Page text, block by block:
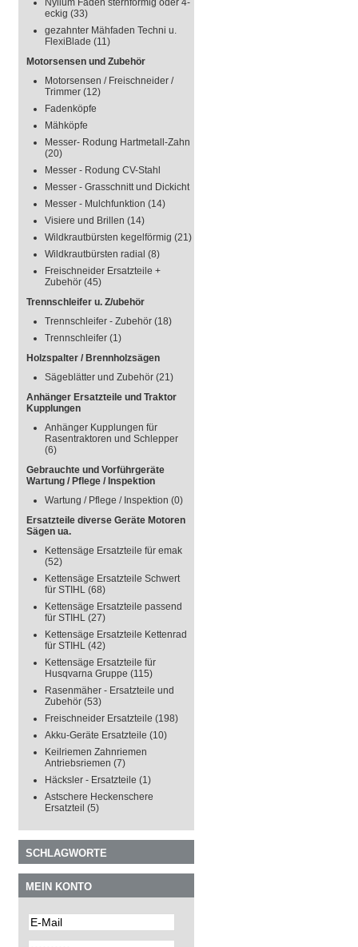
Nylium Faden sternförmig oder 4-
eckig (33)
gezahnter Mähfaden Techni u.
FlexiBlade (11)
Motorsensen und Zubehör
Motorsensen / Freischneider /
Trimmer (12)
Fadenköpfe
Mähköpfe
Messer- Rodung Hartmetall-Zahn
(20)
Messer - Rodung CV-Stahl
Messer - Grasschnitt und Dickicht
Messer - Mulchfunktion (14)
Visiere und Brillen (14)
Wildkrautbürsten kegelförmig (21)
Wildkrautbürsten radial (8)
Freischneider Ersatzteile +
Zubehör (45)
Trennschleifer u. Z/ubehör
Trennschleifer - Zubehör (18)
Trennschleifer (1)
Holzspalter / Brennholzsägen
Sägeblätter und Zubehör (21)
Anhänger Ersatzteile und Traktor
Kupplungen
Anhänger Kupplungen für
Rasentraktoren und Schlepper
(6)
Gebrauchte und Vorführgeräte
Wartung / Pflege / Inspektion
Wartung / Pflege / Inspektion (0)
Ersatzteile diverse Geräte Motoren
Sägen ua.
Kettensäge Ersatzteile für emak
(52)
Kettensäge Ersatzteile Schwert
für STIHL (68)
Kettensäge Ersatzteile passend
für STIHL (27)
Kettensäge Ersatzteile Kettenrad
für STIHL (42)
Kettensäge Ersatzteile für
Husqvarna Gruppe (115)
Rasenmäher - Ersatzteile und
Zubehör (53)
Freischneider Ersatzteile (198)
Akku-Geräte Ersatzteile (10)
Keilriemen Zahnriemen
Antriebsriemen (7)
Häcksler - Ersatzteile (1)
Astschere Heckenschere
Ersatzteil (5)
SCHLAGWORTE
MEIN KONTO